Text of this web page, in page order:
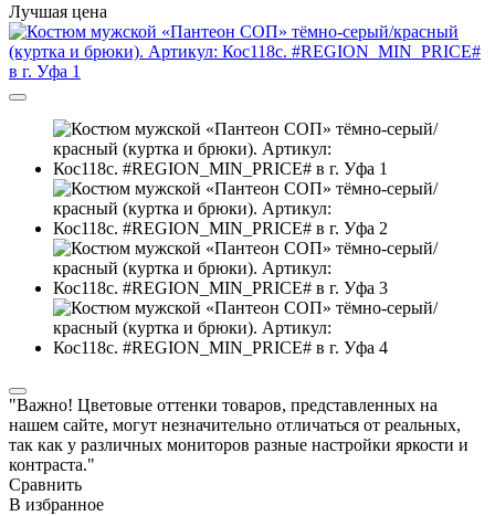
Лучшая цена
"Важно! Цветовые оттенки товаров, представленных на
нашем сайте, могут незначительно отличаться от реальных,
так как у различных мониторов разные настройки яркости и
контраста."
Сравнить
В избранное